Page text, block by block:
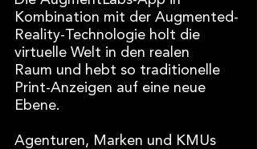
Kombination mit der Augmented-
Reality-Technologie holt die
virtuelle Welt in den realen
Raum und hebt so traditionelle
Print-Anzeigen auf eine neue
Ebene.
Agenturen, Marken und KMUs